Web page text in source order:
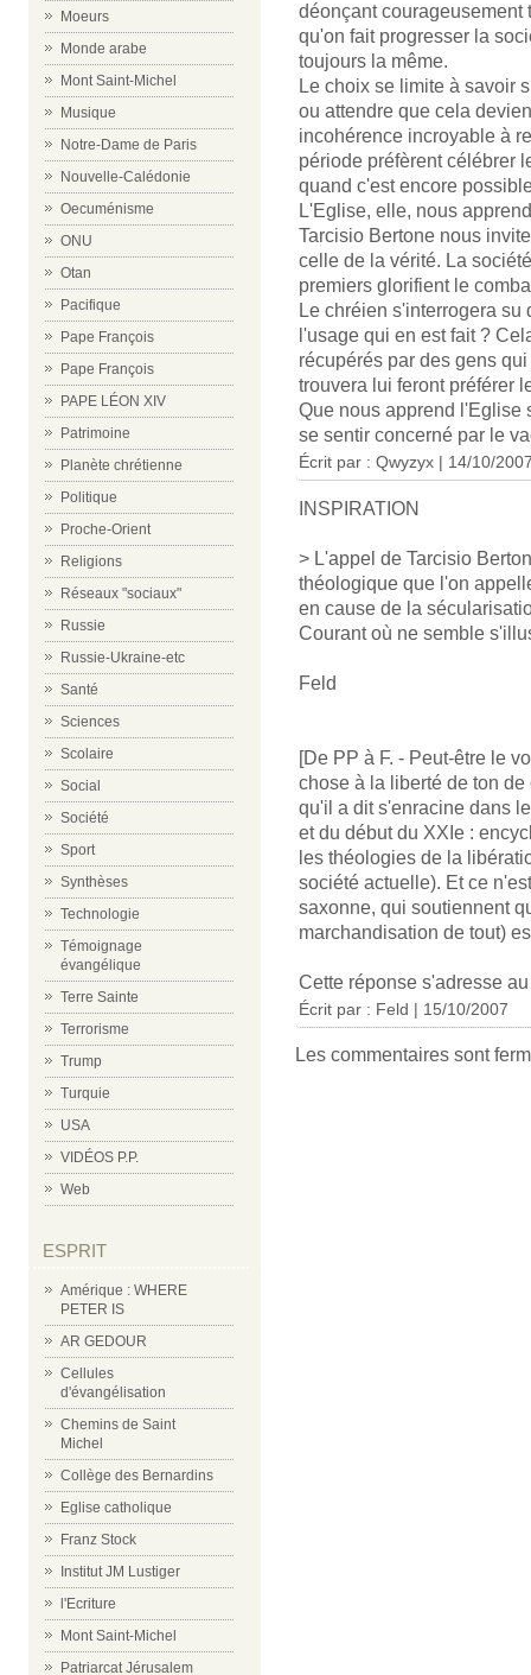
Moeurs
Monde arabe
Mont Saint-Michel
Musique
Notre-Dame de Paris
Nouvelle-Calédonie
Oecuménisme
ONU
Otan
Pacifique
Pape François
Pape François
PAPE LÉON XIV
Patrimoine
Planète chrétienne
Politique
Proche-Orient
Religions
Réseaux "sociaux"
Russie
Russie-Ukraine-etc
Santé
Sciences
Scolaire
Social
Société
Sport
Synthèses
Technologie
Témoignage
évangélique
Terre Sainte
Terrorisme
Trump
Turquie
USA
VIDÉOS P.P.
Web
ESPRIT
Amérique : WHERE
PETER IS
AR GEDOUR
Cellules
d'évangélisation
Chemins de Saint
Michel
Collège des Bernardins
Eglise catholique
Franz Stock
Institut JM Lustiger
l'Ecriture
Mont Saint-Michel
Patriarcat Jérusalem
déonçant courageusement
qu'on fait progresser la
toujours la même.
Le choix se limite à savoir
ou attendre que cela
incohérence incroyable à
période préfèrent célébrer
quand c'est encore
L'Eglise, elle, nous
Tarcisio Bertone nous
celle de la vérité. La
premiers glorifient le
Le chréien s'interrogera
l'usage qui en est fait ?
récupérés par des gens
trouvera lui feront préférer
Que nous apprend l'Eglise
se sentir concerné par le
Écrit par : Qwyzyx | 14/10/
INSPIRATION
> L'appel de Tarcisio
théologique que l'on
en cause de la
Courant où ne semble
Feld
[De PP à F. - Peut-être le
chose à la liberté de ton
qu'il a dit s'enracine dans
et du début du XXIe :
les théologies de la
société actuelle). Et ce
saxonne, qui soutiennent
marchandisation de tout)
Cette réponse s'adresse
Écrit par : Feld | 15/10/2007
Les commentaires sont